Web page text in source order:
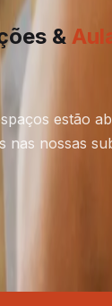
&
estão
nas nossas